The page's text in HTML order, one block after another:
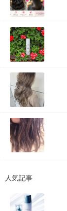
人気記事